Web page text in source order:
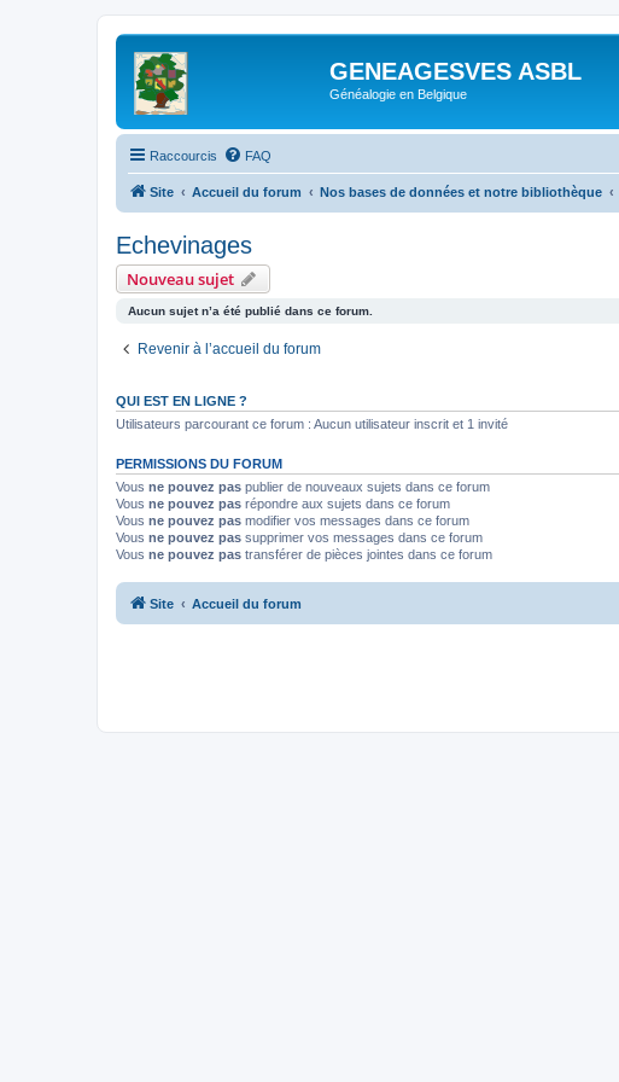
GENEAGESVES ASBL
Généalogie en Belgique
Raccourcis FAQ
Site Accueil du forum Nos bases de données et notre bibliothèque
Echevinages
Nouveau sujet
Aucun sujet n’a été publié dans ce forum.
Revenir à l’accueil du forum
QUI EST EN LIGNE ?
Utilisateurs parcourant ce forum : Aucun utilisateur inscrit et 1 invité
PERMISSIONS DU FORUM
Vous ne pouvez pas publier de nouveaux sujets dans ce forum
Vous ne pouvez pas répondre aux sujets dans ce forum
Vous ne pouvez pas modifier vos messages dans ce forum
Vous ne pouvez pas supprimer vos messages dans ce forum
Vous ne pouvez pas transférer de pièces jointes dans ce forum
Site Accueil du forum